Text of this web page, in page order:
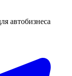
автобизнеса